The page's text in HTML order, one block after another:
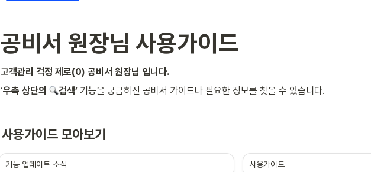
공비서 원장님 사용가이드
고객관리 걱정 제로(0) 공비서 원장님 입니다.
‘우측 상단의 검색’ 기능을 궁금하신 공비서 가이드나 필요한 정보를 찾을 수 있습니다.
사용가이드 모아보기
기능 업데이트 소식 사용가이드